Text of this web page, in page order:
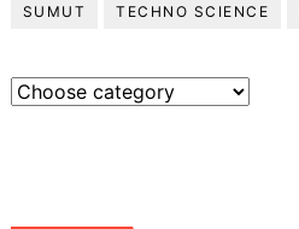
SUMUT TECHNO SCIENCE